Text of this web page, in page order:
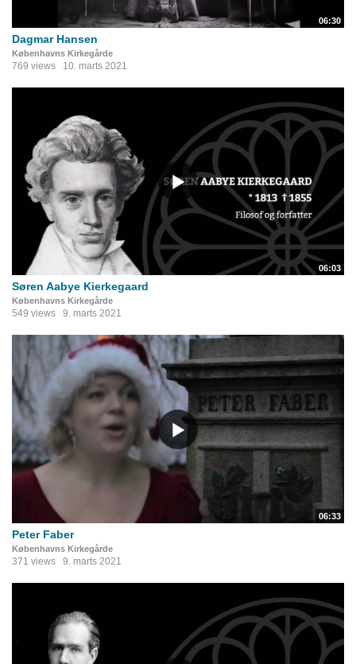
06:30
Dagmar Hansen
Københavns Kirkegårde
769 views 10. marts 2021
06:03
Søren Aabye Kierkegaard
Københavns Kirkegårde
549 views 9. marts 2021
06:33
Peter Faber
Københavns Kirkegårde
371 views 9. marts 2021